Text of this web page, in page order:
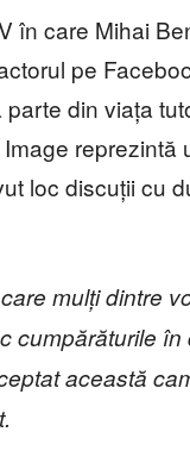
în care Mihai
pe
din viața
reprezintă
loc discuții cu
mulți dintre
cumpărăturile
această